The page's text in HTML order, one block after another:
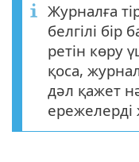
Журналға
белгілі бір
ретін көру
қоса,
дәл қажет
ережелерді